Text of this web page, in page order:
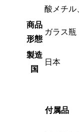
酸メチル
商品
形態
ガラス瓶
製造
国
日本
付属品